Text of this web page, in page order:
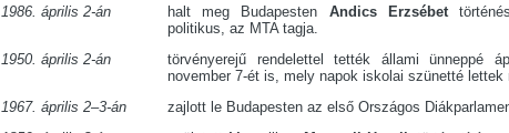
1986. április 2-án halt meg Budapesten Andics Erzsébet
politikus, az MTA tagja.
1950. április 2-án
törvényerejű rendelettel tették állami ünneppé
november 7-ét is, mely napok iskolai szünetté lettek
1967. április 2–3-án
zajlott le Budapesten az első Országos